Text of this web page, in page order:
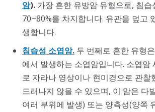
암). 가장 흔한 유방암 유형으로, 침
70~80%를 차지합니다. 유관을 덮고
생합니다.
침습성 소엽암. 두 번째로 흔한 유형
에서 발생하는 소엽암입니다. 소엽암
로 자라나 영상이나 현미경으로 관찰
드러나지 않을 수 있으며, 이 암은 다
여러 부위에 발생) 또는 양측성(양쪽